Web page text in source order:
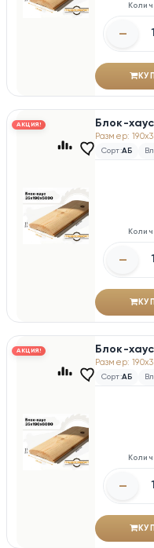
–
АКЦИЯ! Блок-
Размер:
Сорт:АБ
–
АКЦИЯ! Блок-
Размер:
Сорт:АБ
–